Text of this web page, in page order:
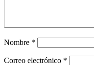
Nombre *
Correo electrónico *